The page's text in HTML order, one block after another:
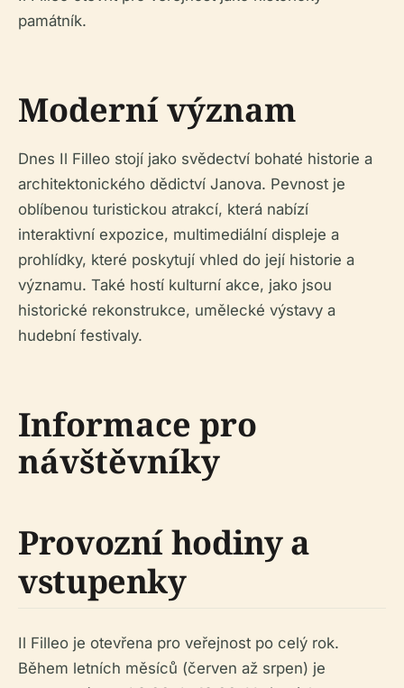
památník.
Moderní význam
Dnes Il Filleo stojí jako svědectví bohaté historie a
architektonického dědictví Janova. Pevnost je
oblíbenou turistickou atrakcí, která nabízí
interaktivní expozice, multimediální displeje a
prohlídky, které poskytují vhled do její historie a
významu. Také hostí kulturní akce, jako jsou
historické rekonstrukce, umělecké výstavy a
hudební festivaly.
Informace pro
návštěvníky
Provozní hodiny a
vstupenky
Il Filleo je otevřena pro veřejnost po celý rok.
Během letních měsíců (červen až srpen) je